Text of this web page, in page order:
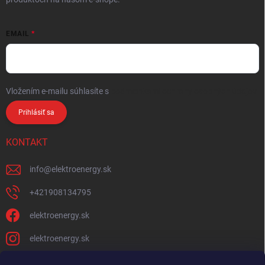
EMAIL
Vložením e-mailu súhlasíte s
Prihlásiť sa
KONTAKT
info@elektroenergy.sk
+421908134795
elektroenergy.sk
elektroenergy.sk